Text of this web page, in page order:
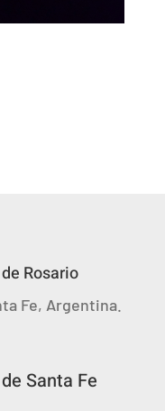
Rosario
Fe, Argentina.
Santa Fe